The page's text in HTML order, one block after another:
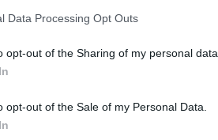
Data Processing Opt Outs
opt-out of the Sharing of my personal data.
opt-out of the Sale of my Personal Data.